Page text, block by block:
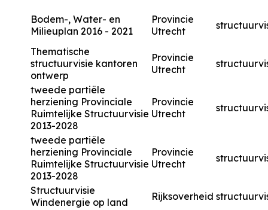
Bodem-, Water- en
Milieuplan 2016 - 2021
Provincie
Utrecht
Thematische
structuurvisie kantoren
ontwerp
Provincie
Utrecht
tweede partiële
herziening Provinciale
Ruimtelijke Structuurvisie
2013-2028
Provincie
Utrecht
tweede partiële
herziening Provinciale
Ruimtelijke Structuurvisie
2013-2028
Provincie
Utrecht
Structuurvisie
Windenergie op land
Rijksoverheid